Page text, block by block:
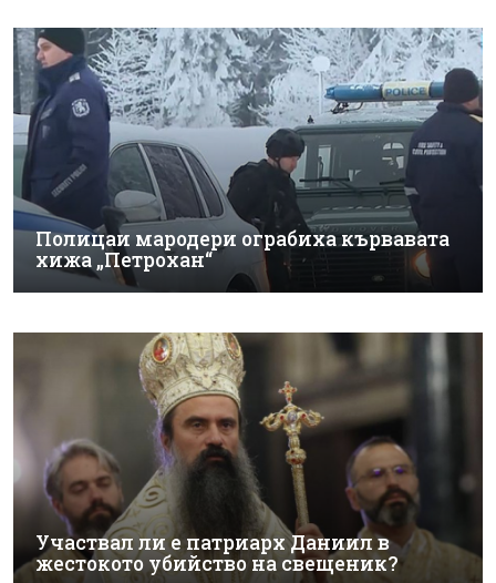
Полицаи мародери ограбиха кървавата
хижа „Петрохан“
Участвал ли е патриарх Даниил в
жестокото убийство на свещеник?